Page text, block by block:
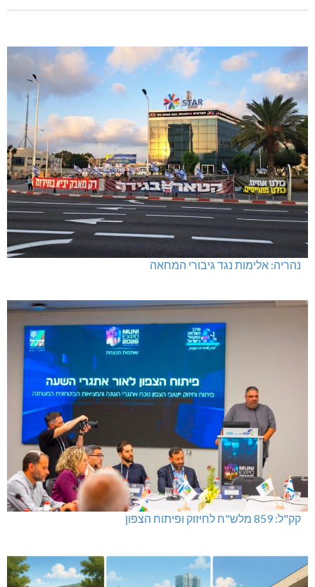
נהריה: אלימות נגד גיבורי המחאה
קק"ל: 859 מלש"ח לחיזוק ופיתוח הצפון